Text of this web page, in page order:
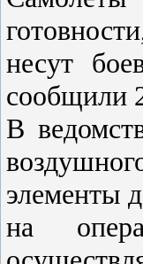
несут
сообщили
В
элементы
на